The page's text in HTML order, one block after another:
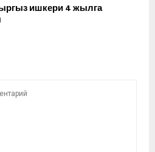
ишкери 4 жылга